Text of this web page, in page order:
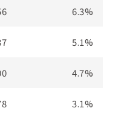
6.3%
5.1%
4.7%
3.1%